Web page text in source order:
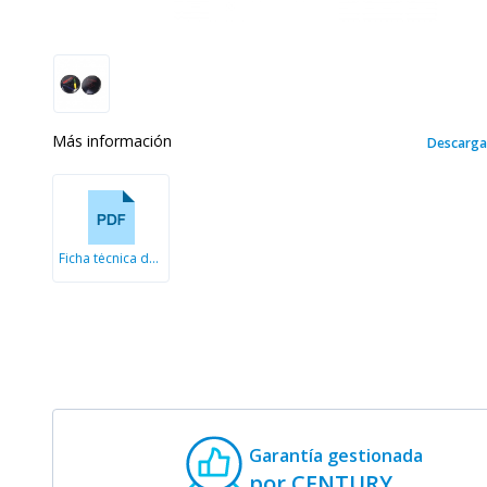
Más información
Ficha técnica de accesorios
Garantía gestionada